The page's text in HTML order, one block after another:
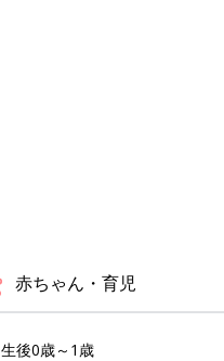
赤ちゃん・育児
生後0歳～1歳